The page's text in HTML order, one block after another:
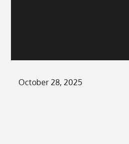
Posted
October 28, 2025